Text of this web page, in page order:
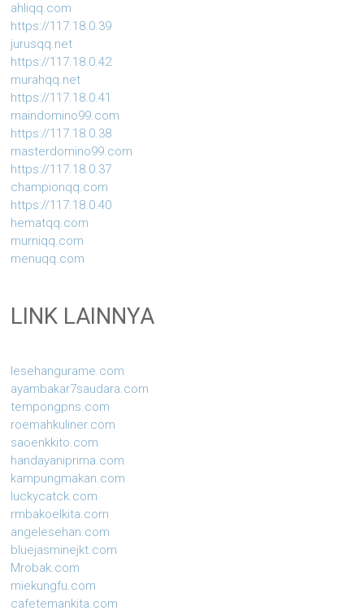
ahliqq.com
https://117.18.0.39
jurusqq.net
https://117.18.0.42
murahqq.net
https://117.18.0.41
maindomino99.com
https://117.18.0.38
masterdomino99.com
https://117.18.0.37
championqq.com
https://117.18.0.40
hematqq.com
murniqq.com
menuqq.com
LINK LAINNYA
lesehangurame.com
ayambakar7saudara.com
tempongpns.com
roemahkuliner.com
saoenkkito.com
handayaniprima.com
kampungmakan.com
luckycatck.com
rmbakoelkita.com
angelesehan.com
bluejasminejkt.com
Mrobak.com
miekungfu.com
cafetemankita.com